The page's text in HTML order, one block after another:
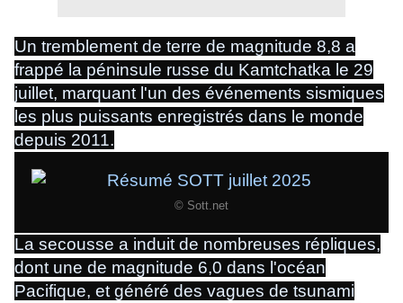
Un tremblement de terre de magnitude 8,8 a
frappé la péninsule russe du Kamtchatka le 29
juillet, marquant l'un des événements sismiques
les plus puissants enregistrés dans le monde
depuis 2011.
© Sott.net
La secousse a induit de nombreuses répliques,
dont une de magnitude 6,0 dans l'océan
Pacifique, et généré des vagues de tsunami